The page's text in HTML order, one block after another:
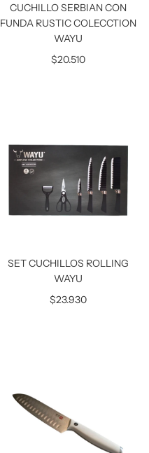
CUCHILLO SERBIAN CON
FUNDA RUSTIC COLECCTION
WAYU
$20.510
SET CUCHILLOS ROLLING
WAYU
$23.930